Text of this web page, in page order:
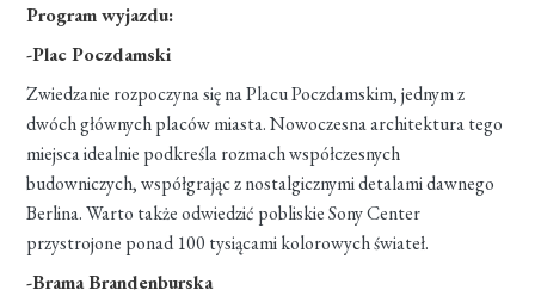
Program wyjazdu:
-Plac Poczdamski
Zwiedzanie rozpoczyna się na Placu Poczdamskim, jednym z
dwóch głównych placów miasta. Nowoczesna architektura tego
miejsca idealnie podkreśla rozmach współczesnych
budowniczych, współgrając z nostalgicznymi detalami dawnego
Berlina. Warto także odwiedzić pobliskie Sony Center
przystrojone ponad 100 tysiącami kolorowych świateł.
-Brama Brandenburska